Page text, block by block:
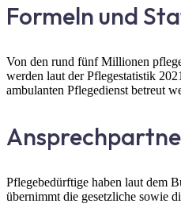
Formeln und
Von den rund fünf Millionen
werden laut der Pflegestatistik
ambulanten Pflegedienst betreut
Pflegebedürftige haben laut dem
übernimmt die gesetzliche sowie